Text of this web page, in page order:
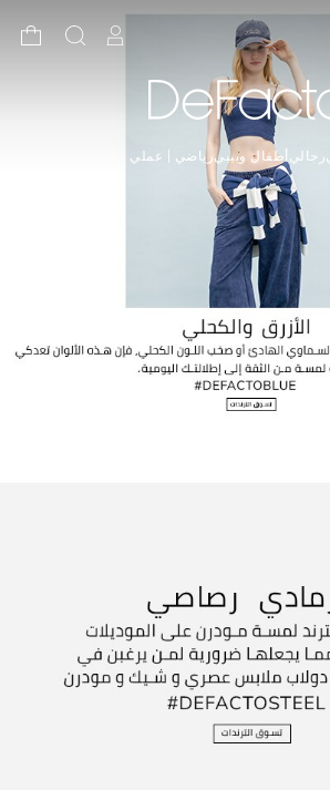
رجالي أطفال وبيبيرياضي | عملي